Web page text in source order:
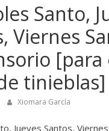
Santo,
Viernes
[para
tinieblas]
Xiomara García
Jueves Santos,